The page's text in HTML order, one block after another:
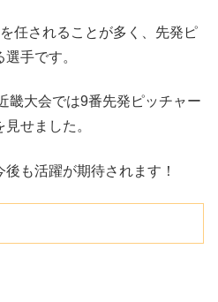
任されることが多く、先発ピ
手です。
畿大会では9番先発ピッチャー
せました。
も活躍が期待されます！